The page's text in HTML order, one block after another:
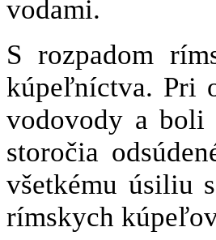
vodami.
S rozpadom
kúpeľníctva. Pri
vodovody a boli
storočia
všetkému úsiliu
rímskych